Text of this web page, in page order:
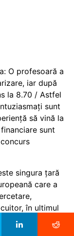
O profesoară a
iar după
la 8.70 / Astfel
sunt
să vină la
sunt
singura țară
care a
în ultimul
spațiul
cheltuielile